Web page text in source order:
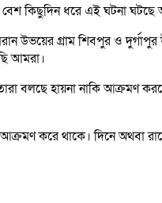
কিছুদিন ধরে এই ঘটনা ঘটছে
উভয়ের গ্রাম শিবপুর ও
আমরা।
বলছে হায়না নাকি আক্রমণ
করে থাকে। দিনে অথবা